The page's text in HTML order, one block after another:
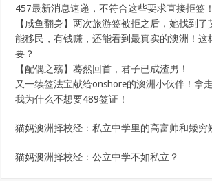
457最新消息速递，不符合这些要求直接拒签！
【咸鱼翻身】两次旅游签被拒之后，她找到
能移民，有钱赚，还能看到最真实的澳洲！这
要？
【配偶之殇】蓦然回首，君子已成渣男！
又一续签法宝献给onshore的澳洲小伙伴！拿
我为什么不想要489签证！
猫妈澳洲择校经：私立中学里的高富帅和矮穷
猫妈澳洲择校经：公立中学不如私立？